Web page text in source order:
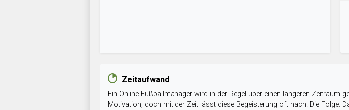
Zeitaufwand
Ein Online-Fußballmanager wird in der Regel über einen längeren Zeitraum
Motivation, doch mit der Zeit lässt diese Begeisterung oft nach. Die Folge: